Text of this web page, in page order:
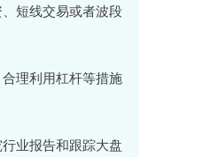
短线交易或者波段
理利用杠杆等措施
业报告和跟踪大盘